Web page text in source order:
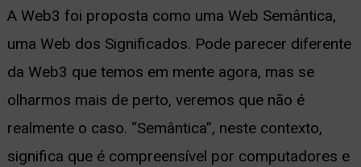
A Web3 foi proposta como uma Web Semântica,
uma Web dos Significados. Pode parecer diferente
da Web3 que temos em mente agora, mas se
olharmos mais de perto, veremos que não é
realmente o caso. “Semântica”, neste contexto,
significa que é compreensível por computadores e